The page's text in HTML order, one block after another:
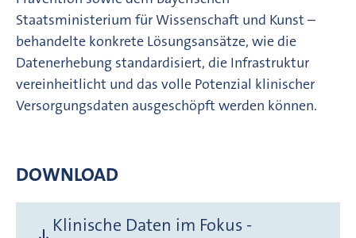
Staatsministerium für Wissenschaft und Kunst –
behandelte konkrete Lösungsansätze, wie die
Datenerhebung standardisiert, die Infrastruktur
vereinheitlicht und das volle Potenzial klinischer
Versorgungsdaten ausgeschöpft werden können.
DOWNLOAD
Klinische Daten im Fokus -